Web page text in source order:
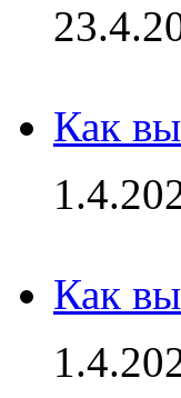
Как
Как